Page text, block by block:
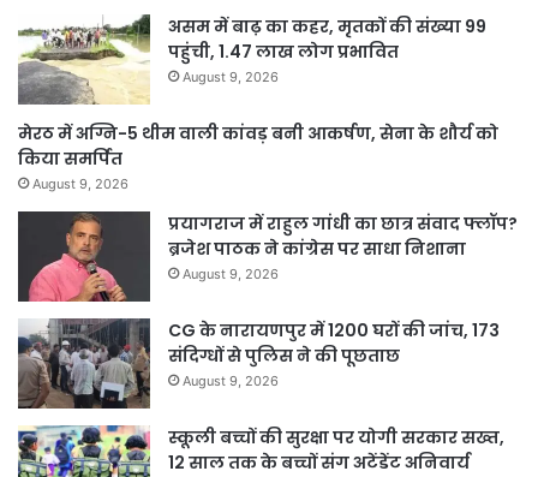
असम में बाढ़ का कहर, मृतकों की संख्या 99
पहुंची, 1.47 लाख लोग प्रभावित
August 9, 2026
मेरठ में अग्नि-5 थीम वाली कांवड़ बनी आकर्षण, सेना के शौर्य को
किया समर्पित
August 9, 2026
प्रयागराज में राहुल गांधी का छात्र संवाद फ्लॉप?
ब्रजेश पाठक ने कांग्रेस पर साधा निशाना
August 9, 2026
CG के नारायणपुर में 1200 घरों की जांच, 173
संदिग्धों से पुलिस ने की पूछताछ
August 9, 2026
स्कूली बच्चों की सुरक्षा पर योगी सरकार सख्त,
12 साल तक के बच्चों संग अटेंडेंट अनिवार्य